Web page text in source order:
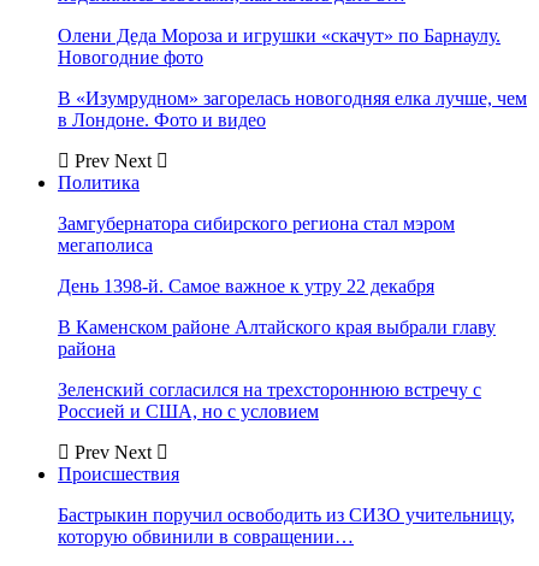
Олени Деда Мороза и игрушки «скачут» по Барнаулу.
Новогодние фото
В «Изумрудном» загорелась новогодняя елка лучше, чем
в Лондоне. Фото и видео
Prev Next
Политика
Замгубернатора сибирского региона стал мэром
мегаполиса
День 1398-й. Самое важное к утру 22 декабря
В Каменском районе Алтайского края выбрали главу
района
Зеленский согласился на трехстороннюю встречу с
Россией и США, но с условием
Prev Next
Происшествия
Бастрыкин поручил освободить из СИЗО учительницу,
которую обвинили в совращении…